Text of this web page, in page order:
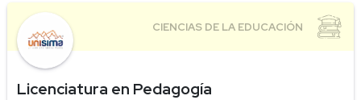
Licenciatura en Pedagogía